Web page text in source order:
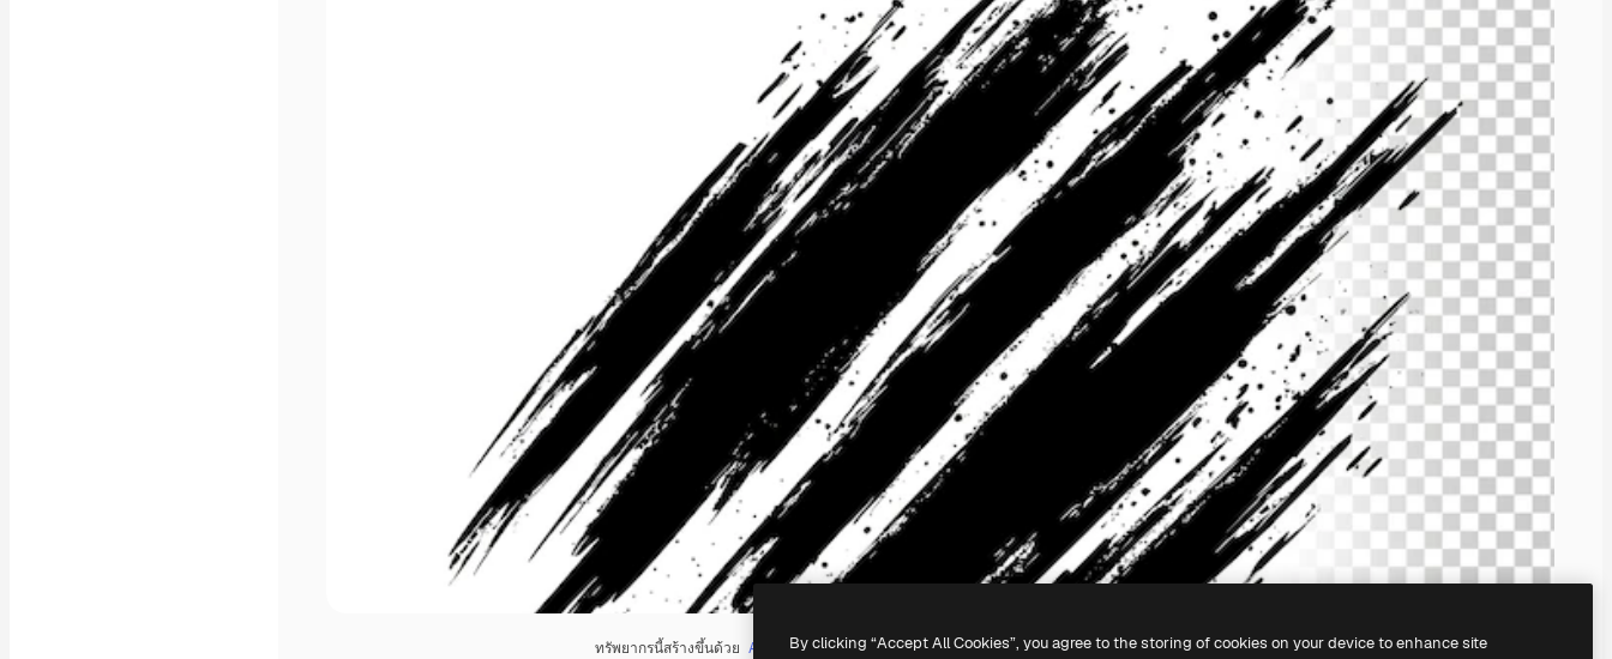
ทรัพยากรนี้สร้างขึ้นด้วย AI คุณสามารถสร้างทรัพยากรของคุณเองได้โดยใช้ เครื่องมือสร้างรูปภาพด้วย AIของเรา
By clicking “Accept All Cookies”, you agree to the storing of cookies on your device to enhance site